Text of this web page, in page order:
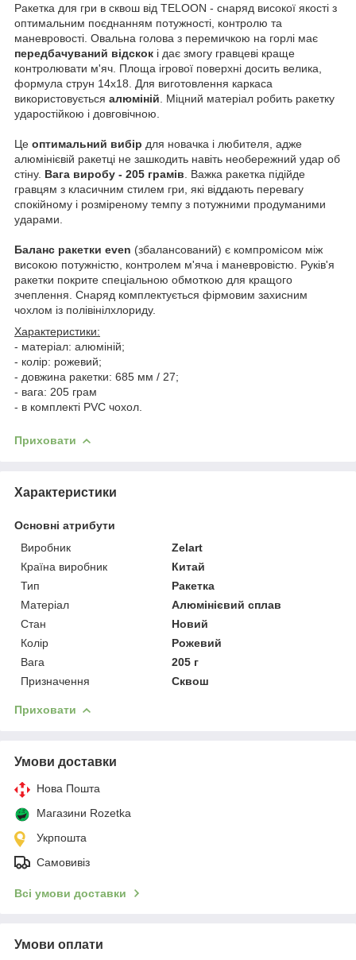
Ракетка для гри в сквош від TELOON - снаряд високої якості з
оптимальним поєднанням потужності, контролю та
маневровості. Овальна голова з перемичкою на горлі має
передбачуваний відскок і дає змогу гравцеві краще
контролювати м'яч. Площа ігрової поверхні досить велика,
формула струн 14х18. Для виготовлення каркаса
використовується алюміній . Міцний матеріал робить ракетку
ударостійкою і довговічною.
Це оптимальний вибір для новачка і любителя, адже
алюмінієвій ракетці не зашкодить навіть необережний удар об
стіну. Вага виробу - 205 грамів . Важка ракетка підійде
гравцям з класичним стилем гри, які віддають перевагу
спокійному і розміреному темпу з потужними продуманими
ударами.
Баланс ракетки even (збалансований) є компромісом між
високою потужністю, контролем м'яча і маневровістю. Руків'я
ракетки покрите спеціальною обмоткою для кращого
зчеплення. Снаряд комплектується фірмовим захисним
чохлом із полівінілхлориду.
Характеристики:
- матеріал: алюміній;
- колір: рожевий;
- довжина ракетки: 685 мм / 27;
- вага: 205 грам
- в комплекті PVC чохол.
Приховати
Характеристики
Основні атрибути
Виробник
Zelart
Країна виробник
Китай
Тип
Ракетка
Матеріал
Алюмінієвий сплав
Стан
Новий
Колір
Рожевий
Вага
205 г
Призначення
Сквош
Приховати
Умови доставки
Нова Пошта
Магазини Rozetka
Укрпошта
Самовивіз
Всі умови доставки
Умови оплати